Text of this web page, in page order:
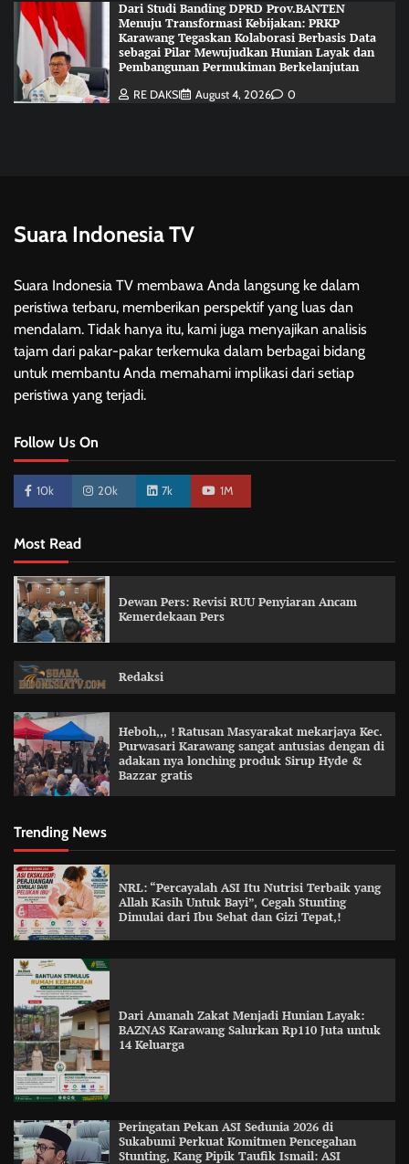
Dari Studi Banding DPRD Prov.BANTEN
Menuju Transformasi Kebijakan: PRKP
Karawang Tegaskan Kolaborasi Berbasis Data
sebagai Pilar Mewujudkan Hunian Layak dan
Pembangunan Permukiman Berkelanjutan
RE DAKSI August 4, 2026 0
Suara Indonesia TV
Suara Indonesia TV membawa Anda langsung ke dalam
peristiwa terbaru, memberikan perspektif yang luas dan
mendalam. Tidak hanya itu, kami juga menyajikan analisis
tajam dari pakar-pakar terkemuka dalam berbagai bidang
untuk membantu Anda memahami implikasi dari setiap
peristiwa yang terjadi.
Follow Us On
10k 20k 7k 1M
Most Read
Dewan Pers: Revisi RUU Penyiaran Ancam
Kemerdekaan Pers
Redaksi
Heboh,,, ! Ratusan Masyarakat mekarjaya Kec.
Purwasari Karawang sangat antusias dengan di
adakan nya lonching produk Sirup Hyde &
Bazzar gratis
Trending News
NRL: “Percayalah ASI Itu Nutrisi Terbaik yang
Allah Kasih Untuk Bayi”, Cegah Stunting
Dimulai dari Ibu Sehat dan Gizi Tepat,!
Dari Amanah Zakat Menjadi Hunian Layak:
BAZNAS Karawang Salurkan Rp110 Juta untuk
14 Keluarga
Peringatan Pekan ASI Sedunia 2026 di
Sukabumi Perkuat Komitmen Pencegahan
Stunting, Kang Pipik Taufik Ismail: ASI